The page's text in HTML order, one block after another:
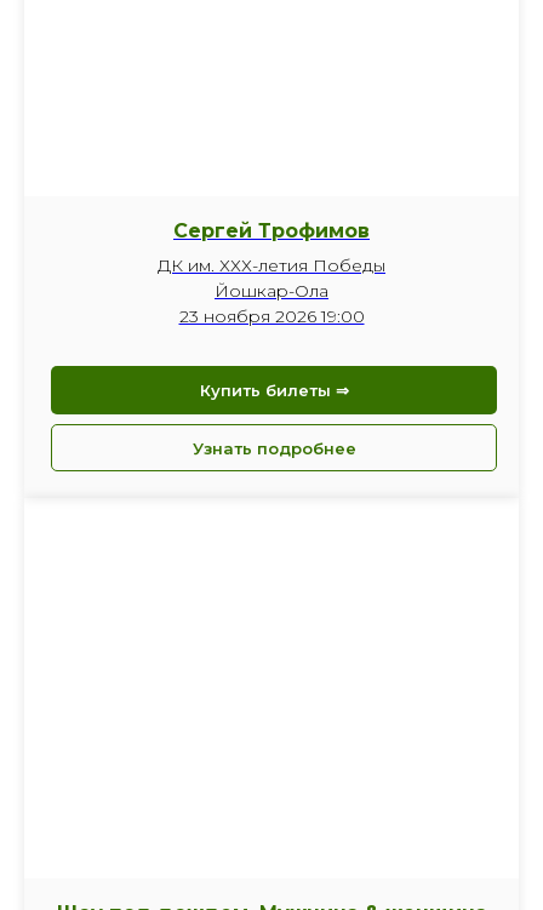
Сергей Трофимов
ДК им. ХХХ-летия Победы
Йошкар-Ола
23 ноября 2026 19:00
Купить билеты ⇒
Узнать подробнее